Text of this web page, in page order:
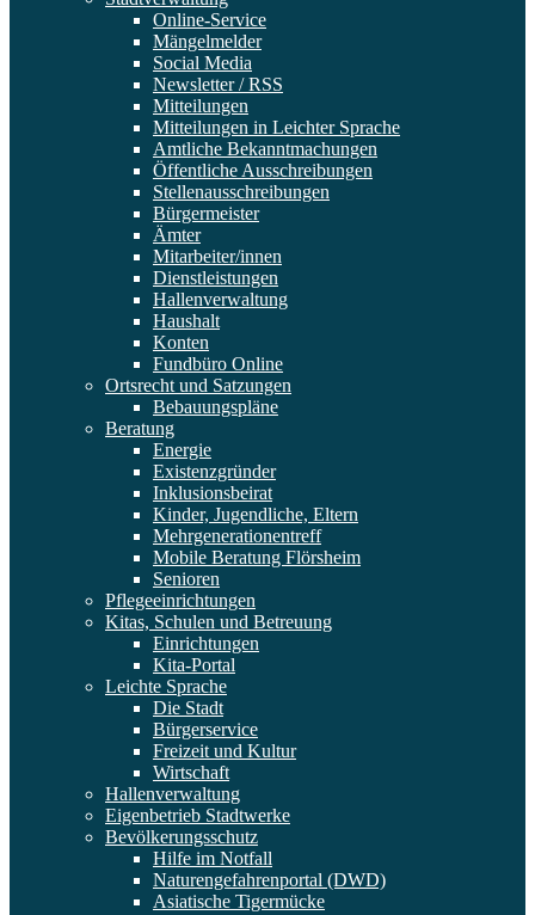
Online-Service
Mängelmelder
Social Media
Newsletter / RSS
Mitteilungen
Mitteilungen in Leichter Sprache
Amtliche Bekanntmachungen
Öffentliche Ausschreibungen
Stellenausschreibungen
Bürgermeister
Ämter
Mitarbeiter/innen
Dienstleistungen
Hallenverwaltung
Haushalt
Konten
Fundbüro Online
Ortsrecht und Satzungen
Bebauungspläne
Beratung
Energie
Existenzgründer
Inklusionsbeirat
Kinder, Jugendliche, Eltern
Mehrgenerationentreff
Mobile Beratung Flörsheim
Senioren
Pflegeeinrichtungen
Kitas, Schulen und Betreuung
Einrichtungen
Kita-Portal
Leichte Sprache
Die Stadt
Bürgerservice
Freizeit und Kultur
Wirtschaft
Hallenverwaltung
Eigenbetrieb Stadtwerke
Bevölkerungsschutz
Hilfe im Notfall
Naturengefahrenportal (DWD)
Asiatische Tigermücke